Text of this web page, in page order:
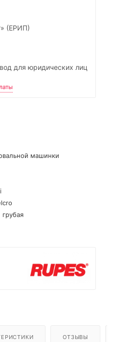
(ЕРИП)
для юридических лиц
машинки
грубая
ОТЗЫВЫ